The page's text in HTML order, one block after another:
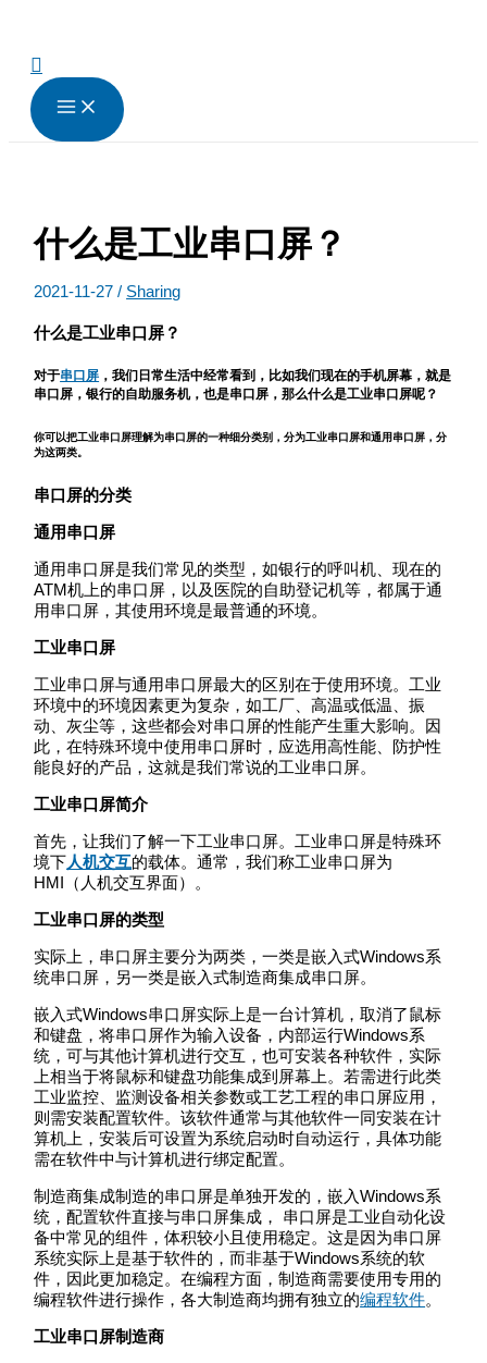
搜
索
什么是工业串口屏？
2021-11-27/ Sharing
什么是工业串口屏？
对于串口屏 ，我们日常生活中经常看到，比如我们现在的手机屏幕，就是
串口屏，银行的自助服务机，也是串口屏，那么什么是工业串口屏呢？
你可以把工业串口屏理解为串口屏的一种细分类别，分为工业串口屏和通用串口屏，分
为这两类。
串口屏的分类
通用串口屏
通用串口屏是我们常见的类型，如银行的呼叫机、现在的
ATM机上的串口屏，以及医院的自助登记机等，都属于通
用串口屏，其使用环境是最普通的环境。
工业串口屏
工业串口屏与通用串口屏最大的区别在于使用环境。工业
环境中的环境因素更为复杂，如工厂、高温或低温、振
动、灰尘等，这些都会对串口屏的性能产生重大影响。因
此，在特殊环境中使用串口屏时，应选用高性能、防护性
能良好的产品，这就是我们常说的工业串口屏。
工业串口屏简介
首先，让我们了解一下工业串口屏。工业串口屏是特殊环
境下人机交互的载体。通常，我们称工业串口屏为
HMI（人机交互界面）。
工业串口屏的类型
实际上，串口屏主要分为两类，一类是嵌入式Windows系
统串口屏，另一类是嵌入式制造商集成串口屏。
嵌入式Windows串口屏实际上是一台计算机，取消了鼠标
和键盘，将串口屏作为输入设备，内部运行Windows系
统，可与其他计算机进行交互，也可安装各种软件，实际
上相当于将鼠标和键盘功能集成到屏幕上。若需进行此类
工业监控、监测设备相关参数或工艺工程的串口屏应用，
则需安装配置软件。该软件通常与其他软件一同安装在计
算机上，安装后可设置为系统启动时自动运行，具体功能
需在软件中与计算机进行绑定配置。
制造商集成制造的串口屏是单独开发的，嵌入Windows系
统，配置软件直接与串口屏集成， 串口屏是工业自动化设
备中常见的组件，体积较小且使用稳定。这是因为串口屏
系统实际上是基于软件的，而非基于Windows系统的软
件，因此更加稳定。在编程方面，制造商需要使用专用的
编程软件进行操作，各大制造商均拥有独立的编程软件。
工业串口屏制造商